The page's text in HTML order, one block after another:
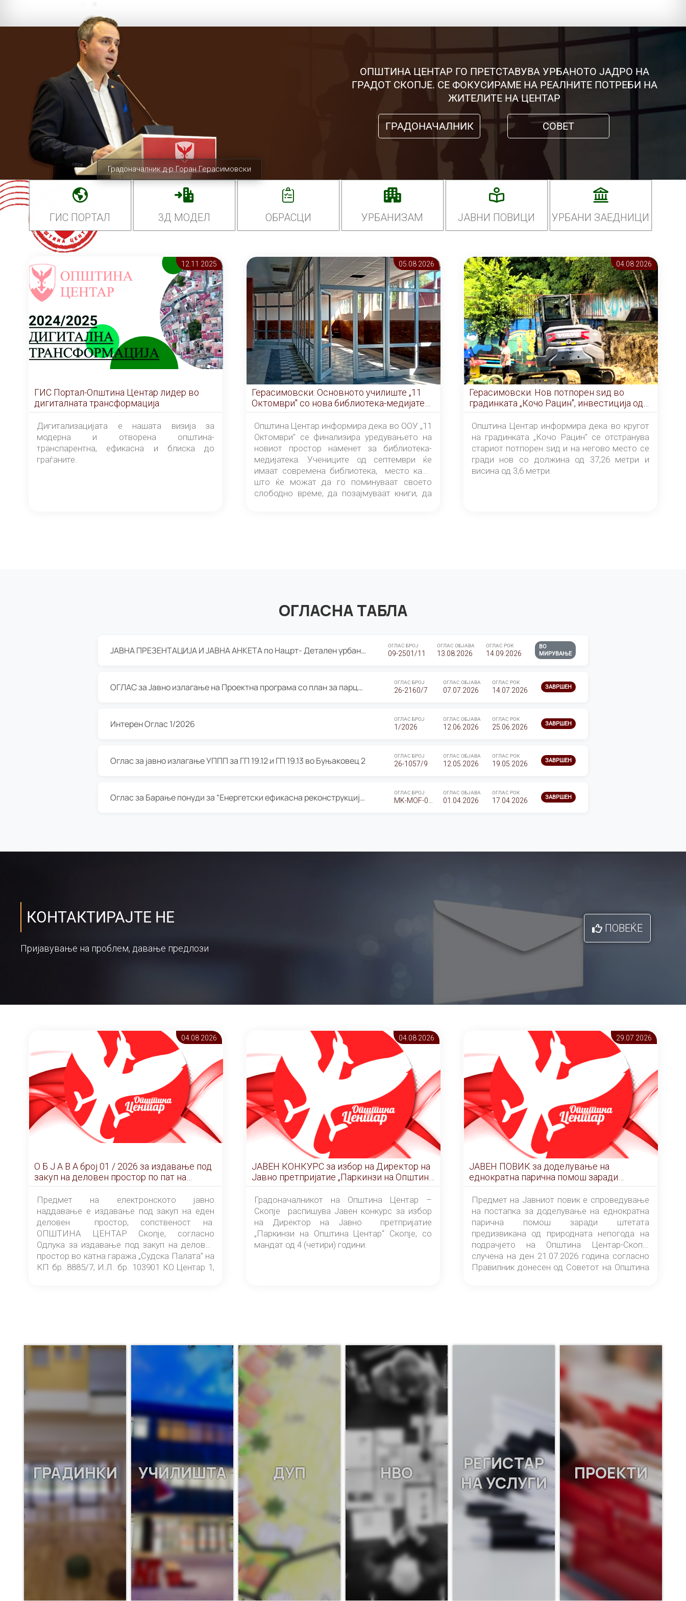
Градоначалник д-р Горан Герасимовски
ОПШТИНА ЦЕНТАР ГО ПРЕТСТАВУВА УРБАНОТО ЈАДРО НА
ГРАДОТ СКОПЈЕ. СЕ ФОКУСИРАМЕ НА РЕАЛНИТЕ ПОТРЕБИ НА
ЖИТЕЛИТЕ НА ЦЕНТАР
ГРАДОНАЧАЛНИК СОВЕТ
ГИС ПОРТАЛ 3Д МОДЕЛ ОБРАСЦИ УРБАНИЗАМ ЈАВНИ ПОВИЦИ УРБАНИ ЗАЕДНИЦИ
12.11 2025
ГИС Портал-Општина Центар лидер во
дигиталната трансформација
Дигитализацијата е нашата визија за
модерна и отворена општина-
транспарентна, ефикасна и блиска до
граѓаните.
05.08 2026
Герасимовски: Основното училиште „11
Октомври" со нова библиотека-медијатека
од септември
Општина Центар информира дека во ООУ „11
Октомври" се финализира уредувањето на
новиот простор наменет за библиотека-
медијатека. Учениците од септември ќе
имаат современа библиотека, место каде
што ќе можат да го поминуваат своето
слободно време, да позајмуваат книги, да
04.08 2026
Герасимовски: Нов потпорен ѕид во
градинката „Кочо Рацин", инвестиција од
5,99 милиони денари
Општина Центар информира дека во кругот
на градинката „Кочо Рацин" се отстранува
стариот потпорен ѕид и на негово место се
гради нов со должина од 37,26 метри и
висина од 3,6 метри.
ОГЛАСНА ТАБЛА
ЈАВНА ПРЕЗЕНТАЦИЈА И ЈАВНА АНКЕТА по Нацрт- Детален урбанистички план Градска четврт Ј 05- Барутана, Општина Центар- Скопје, плански период 2025-2030 ОГЛАС БРОЈ
09-2501/11
ОГЛАС ОБЈАВА
13.08.2026
ОГЛАС РОК
14.09.2026
ВО
МИРУВАЊЕ
ОГЛАС за Јавно излагање на Проектна програма со план за парцелација за Урбанистички проект со план за парцелација за спојување на ГП 20.12 и ГП 20.37 од Изменување и дополнување на Детален урбанистички план Буњаковец 2, Општина Центар – Скопје ОГЛАС БРОЈ
26-2160/7
ОГЛАС ОБЈАВА
07.07.2026
ОГЛАС РОК
14.07.2026 ЗАВРШЕН
Интерен Оглас 1/2026 ОГЛАС БРОЈ
1/2026
ОГЛАС ОБЈАВА
12.06.2026
ОГЛАС РОК
25.06.2026 ЗАВРШЕН
Оглас за јавно излагање УППП за ГП 19.12 и ГП 19.13 во Буњаковец 2 ОГЛАС БРОЈ
26-1057/9
ОГЛАС ОБЈАВА
12.05.2026
ОГЛАС РОК
19.05.2026 ЗАВРШЕН
Оглас за Барање понуди за “Енергетски ефикасна реконструкција на објектот ООУ „Св. Кирил и Методиј" ОГЛАС БРОЈ ОГЛАС ОБЈАВА
01.04.2026
ОГЛАС РОК
17.04.2026 ЗАВРШЕН
КОНТАКТИРАЈТЕ НЕ
Пријавување на проблем, давање предлози
ПОВЕЌЕ
04.08 2026
О Б Ј А В А брoj 01 / 2026 за издавање под
закуп на деловен простор по пат на
ЕЛЕКТРОНСКО ЈАВНО НАДДАВАЊЕ
Предмет на електронското јавно
наддавање е издавање под закуп на еден
деловен простор, сопственост на
ОПШТИНА ЦЕНТАР Скопје, согласно
Одлука за издавање под закуп на деловен
простор во катна гаража „Судска Палата” на
КП бр. 8885/7, И.Л. бр. 103901 КО Центар 1,
понудувач.
04.08 2026
ЈАВЕН КОНКУРС за избор на Директор на
Јавно претпријатие „Паркинзи на Општина
Центар“ – Скопје
Градоначалникот на Општина Центар –
Скопје распишува Јавен конкурс за избор
на Директор на Јавно претпријатие
„Паркинзи на Општина Центар“ Скопје, со
мандат од 4 (четири) години.
29.07 2026
ЈАВЕН ПОВИК за доделување на
еднократна парична помош заради
штетата предизвикана од природната
непогода на подрачјето на Општина
Центар-Скопје случена на ден 21.07.2026
година
Предмет на Јавниот повик е спроведување
на постапка за доделување на еднократна
парична помош заради штетата
предизвикана од природната непогода на
подрачјето на Општина Центар-Скопје
случена на ден 21.07.2026 година согласно
Правилник донесен од Советот на Општина
ГРАДИНКИ УЧИЛИШТА ДУП НВО
РЕГИСТАР
НА УСЛУГИ
ПРОЕКТИ